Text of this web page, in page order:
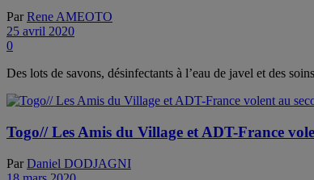
Par Rene AMEOTO
25 avril 2020
0
Des lots de savons, désinfectants à l’eau de javel et des
Togo// Les Amis du Village et ADT-France
Par Daniel DODJAGNI